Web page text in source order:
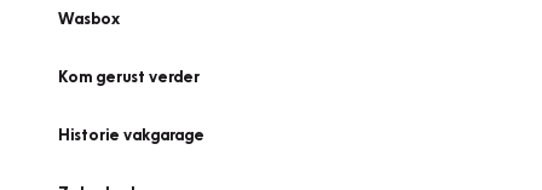
Wasbox
Kom gerust verder
Historie vakgarage